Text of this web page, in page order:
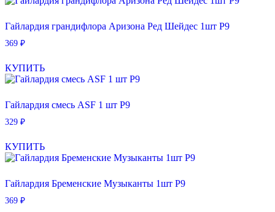
Гайлардия грандифлора Аризона Ред Шейдес 1шт Р9
369 ₽
КУПИТЬ
Гайлардия смесь ASF 1 шт Р9
329 ₽
КУПИТЬ
Гайлардия Бременские Музыканты 1шт Р9
369 ₽